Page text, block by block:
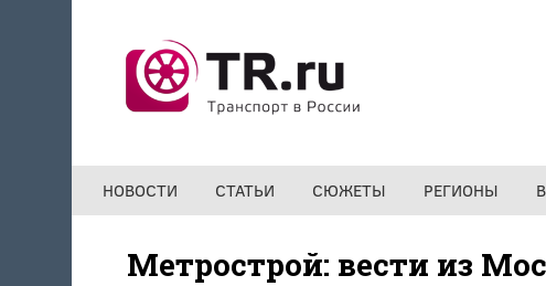
НОВОСТИ СТАТЬИ СЮЖЕТЫ РЕГИОНЫ
Метрострой: вести из